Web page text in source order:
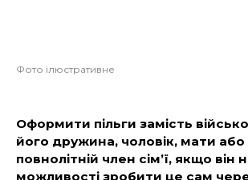
Фото ілюстративне
Оформити пільги замість
його дружина, чоловік, мати або
повнолітній член сім’ї, якщо він
можливості зробити це сам